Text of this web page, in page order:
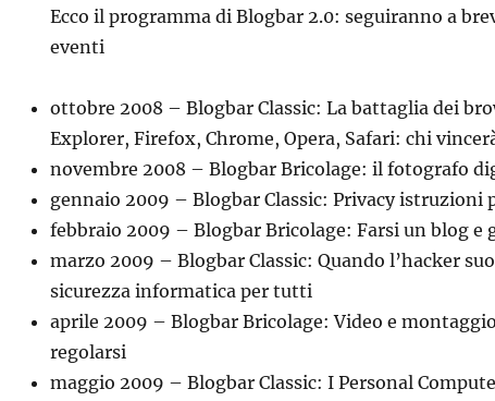
Ecco il programma di Blogbar 2.0: seguiranno a
eventi
ottobre 2008 – Blogbar Classic: La battaglia dei
Explorer, Firefox, Chrome, Opera, Safari: chi
novembre 2008 – Blogbar Bricolage: il fotografo
gennaio 2009 – Blogbar Classic: Privacy istruzioni
febbraio 2009 – Blogbar Bricolage: Farsi un blog e
marzo 2009 – Blogbar Classic: Quando l’hacker
sicurezza informatica per tutti
aprile 2009 – Blogbar Bricolage: Video e
regolarsi
maggio 2009 – Blogbar Classic: I Personal